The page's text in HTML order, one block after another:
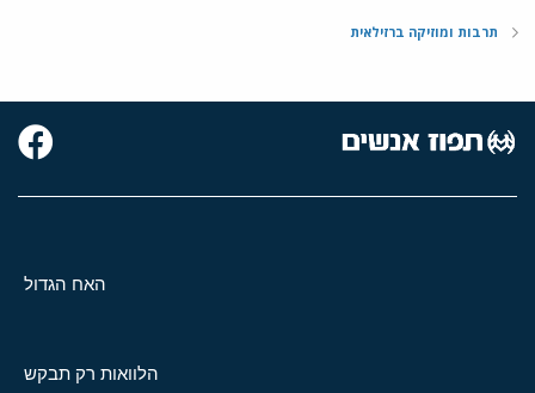
תרבות ומוזיקה ברזילאית
האח הגדול
הלוואות רק תבקש